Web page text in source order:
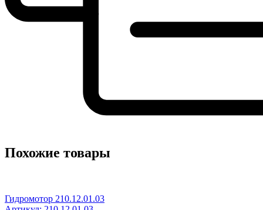
Похожие товары
Гидромотор 210.12.01.03